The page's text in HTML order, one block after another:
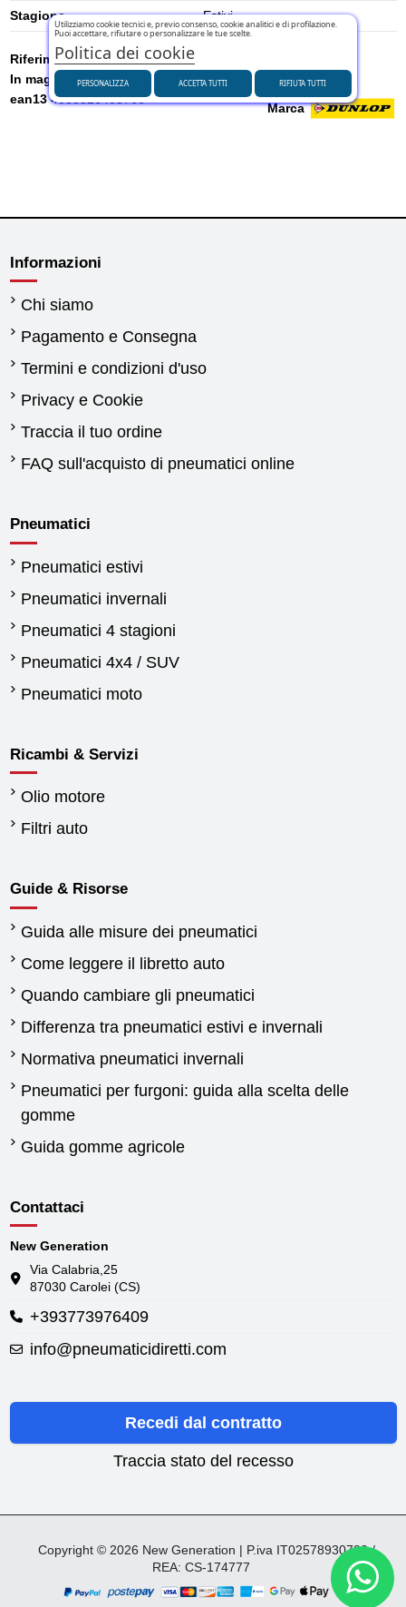
Stagione Estivi
Marca
Riferimento 640173
In magazzino 50 Articoli
ean13 4038526403766
Informazioni
Chi siamo
Pagamento e Consegna
Termini e condizioni d'uso
Privacy e Cookie
Traccia il tuo ordine
FAQ sull'acquisto di pneumatici online
Pneumatici
Pneumatici estivi
Pneumatici invernali
Pneumatici 4 stagioni
Pneumatici 4x4 / SUV
Pneumatici moto
Ricambi & Servizi
Olio motore
Filtri auto
Guide & Risorse
Guida alle misure dei pneumatici
Come leggere il libretto auto
Quando cambiare gli pneumatici
Differenza tra pneumatici estivi e invernali
Normativa pneumatici invernali
Pneumatici per furgoni: guida alla scelta delle
gomme
Guida gomme agricole
Contattaci
New Generation
Via Calabria,25
87030 Carolei (CS)
+393773976409
info@pneumaticidiretti.com
Utilizziamo cookie tecnici e, previo consenso, cookie analitici e di profilazione.
Puoi accettare, rifiutare o personalizzare le tue scelte.
Politica dei cookie
PERSONALIZZA RIFIUTA TUTTI
ACCETTA TUTTI
Recedi dal contratto
Traccia stato del recesso
Copyright © 2026 New Generation | P.iva IT02578930782 /
REA: CS-174777